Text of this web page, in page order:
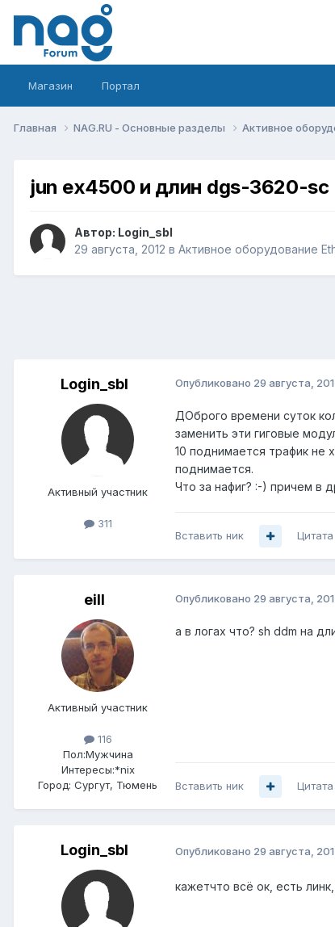
Магазин Портал
Главная NAG.RU - Основные разделы Активное
jun ex4500 и длин dgs-3620-sc
Автор: Login_sbl
29 августа, 2012 в Активное оборудование
Login_sbl
Активный участник
311
Опубликовано 29 августа,
ДОброго времени суток
заменить эти гиговые
10 поднимается трафик не
поднимается.
Что за нафиг? :-) причем в
Вставить ник Цитата
eill
Активный участник
116
Пол:Мужчина
Интересы:*nix
Город: Сургут, Тюмень
Опубликовано 29 августа,
а в логах что? sh ddm на
Вставить ник Цитата
Login_sbl Опубликовано 29 августа,
кажетчто всё ок, есть